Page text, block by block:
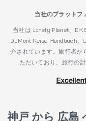
当社のプラットフ
当社は Lonely Planet、DK
DuMont Reise-Handbuch
介されています。旅行者か
ただいており、旅行の
神戸 から 広島